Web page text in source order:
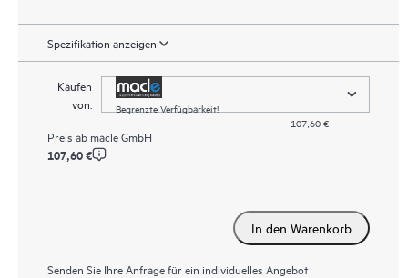
Spezifikation anzeigen
Kaufen
von:
Begrenzte Verfügbarkeit!
107,60 €
Preis ab macle GmbH
107,60 €
In den Warenkorb
Senden Sie Ihre Anfrage für ein individuelles Angebot